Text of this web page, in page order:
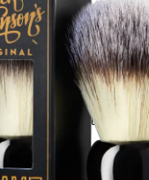
Avaa tuotekuva suurennettuna